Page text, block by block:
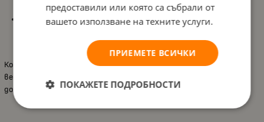
движението и се стреми към точност;
Включенакнига за играс илюстрирана история и идеи за
въображаема игра.
Комплектът е отличен първи „учител“ по броене и цветове –
весел, интерактивен и много подходящ за ежедневни игри у
дома.
предоставили или която са събрали от
вашето използване на техните услуги.
ПРИЕМЕТЕ ВСИЧКИ
ПОКАЖЕТЕ ПОДРОБНОСТИ